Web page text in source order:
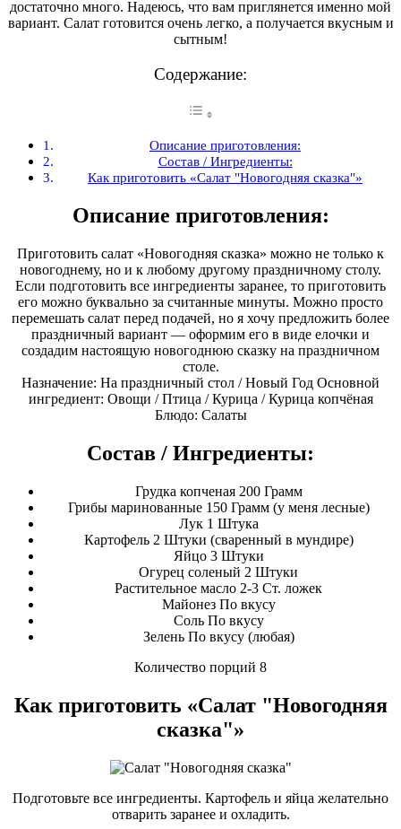
достаточно много. Надеюсь, что вам приглянется именно мой
вариант. Салат готовится очень легко, а получается вкусным и
сытным!
Содержание:
Описание приготовления:
Состав / Ингредиенты:
Как приготовить «Салат "Новогодняя сказка"»
Описание приготовления:
Приготовить салат «Новогодняя сказка» можно не только к
новогоднему, но и к любому другому праздничному столу.
Если подготовить все ингредиенты заранее, то приготовить
его можно буквально за считанные минуты. Можно просто
перемешать салат перед подачей, но я хочу предложить более
праздничный вариант — оформим его в виде елочки и
создадим настоящую новогоднюю сказку на праздничном
столе.
Назначение: На праздничный стол / Новый Год Основной
ингредиент: Овощи / Птица / Курица / Курица копчёная
Блюдо: Салаты
Состав / Ингредиенты:
Грудка копченая 200 Грамм
Грибы маринованные 150 Грамм (у меня лесные)
Лук 1 Штука
Картофель 2 Штуки (сваренный в мундире)
Яйцо 3 Штуки
Огурец соленый 2 Штуки
Растительное масло 2-3 Ст. ложек
Майонез По вкусу
Соль По вкусу
Зелень По вкусу (любая)
Количество порций 8
Как приготовить «Салат "Новогодняя
сказка"»
Подготовьте все ингредиенты. Картофель и яйца желательно
отварить заранее и охладить.